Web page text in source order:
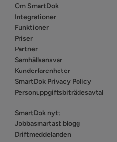
Om SmartDok
Integrationer
Funktioner
Priser
Partner
Samhällsansvar
Kunderfarenheter
SmartDok Privacy Policy
Personuppgiftsbiträdesavtal
SmartDok nytt
Jobbasmartast blogg
Driftmeddelanden